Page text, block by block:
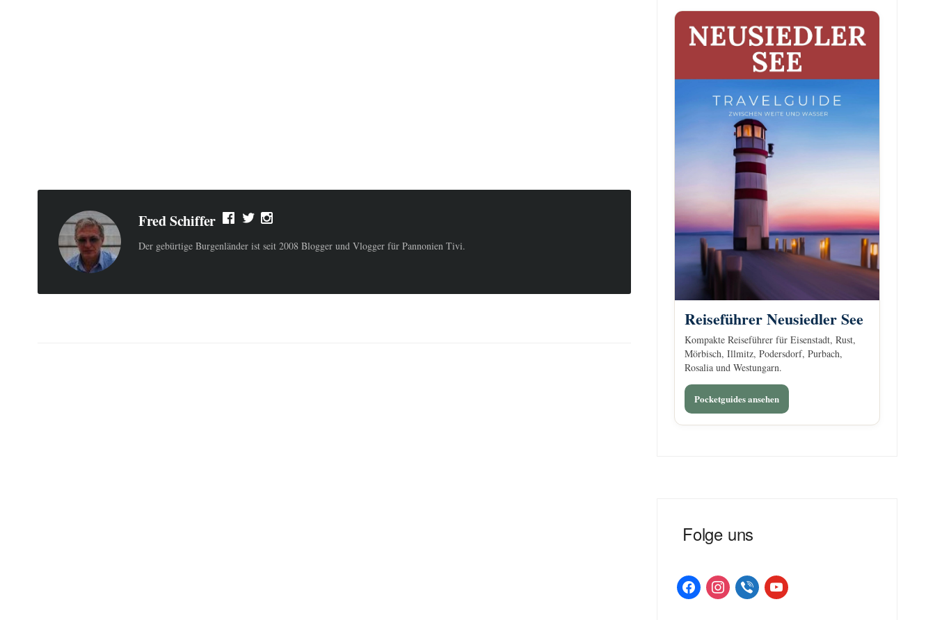
Fred Schiffer
Der gebürtige Burgenländer ist seit 2008 Blogger und Vlogger für Pannonien Tivi.
Reiseführer Neusiedler See
Kompakte Reiseführer für Eisenstadt, Rust,
Mörbisch, Illmitz, Podersdorf, Purbach,
Rosalia und Westungarn.
Pocketguides ansehen
Folge uns
facebookinstagramviber youtube